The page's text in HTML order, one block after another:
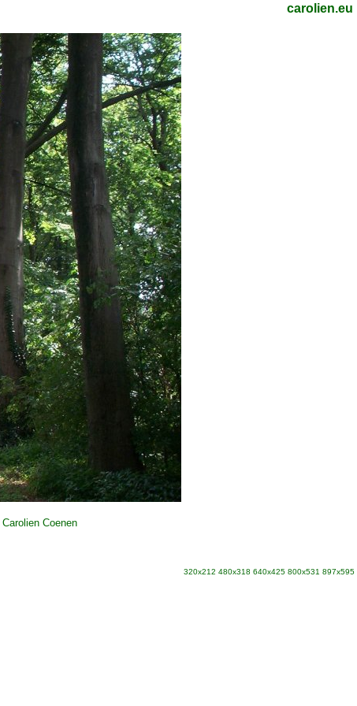
carolien.eu
Carolien Coenen
320x212 480x318 640x425 800x531 897x595